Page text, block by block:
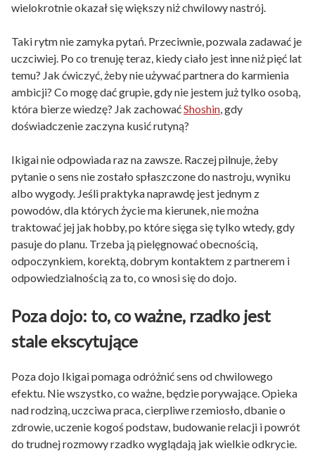
wielokrotnie okazał się większy niż chwilowy nastrój.
Taki rytm nie zamyka pytań. Przeciwnie, pozwala zadawać je
uczciwiej. Po co trenuję teraz, kiedy ciało jest inne niż pięć lat
temu? Jak ćwiczyć, żeby nie używać partnera do karmienia
ambicji? Co mogę dać grupie, gdy nie jestem już tylko osobą,
która bierze wiedzę? Jak zachowaćShoshin, gdy
doświadczenie zaczyna kusić rutyną?
Ikigai nie odpowiada raz na zawsze. Raczej pilnuje, żeby
pytanie o sens nie zostało spłaszczone do nastroju, wyniku
albo wygody. Jeśli praktyka naprawdę jest jednym z
powodów, dla których życie ma kierunek, nie można
traktować jej jak hobby, po które sięga się tylko wtedy, gdy
pasuje do planu. Trzeba ją pielęgnować obecnością,
odpoczynkiem, korektą, dobrym kontaktem z partnerem i
odpowiedzialnością za to, co wnosi się do dojo.
Poza dojo: to, co ważne, rzadko jest
stale ekscytujące
Poza dojo Ikigai pomaga odróżnić sens od chwilowego
efektu. Nie wszystko, co ważne, będzie porywające. Opieka
nad rodziną, uczciwa praca, cierpliwe rzemiosło, dbanie o
zdrowie, uczenie kogoś podstaw, budowanie relacji i powrót
do trudnej rozmowy rzadko wyglądają jak wielkie odkrycie.